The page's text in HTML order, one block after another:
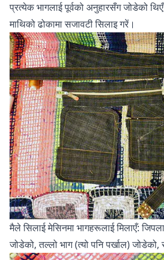
प्रत्येक भागलाई पूर्वको अनुहारसँग जोडेको
माथिको ढोकामा सजावटी सिलाइ गरें।
मैले सिलाई मेसिनमा भागहरूलाई मिलाएँ:
जोडेको, तल्लो भाग (त्यो पनि पर्खाल) जोडेको,